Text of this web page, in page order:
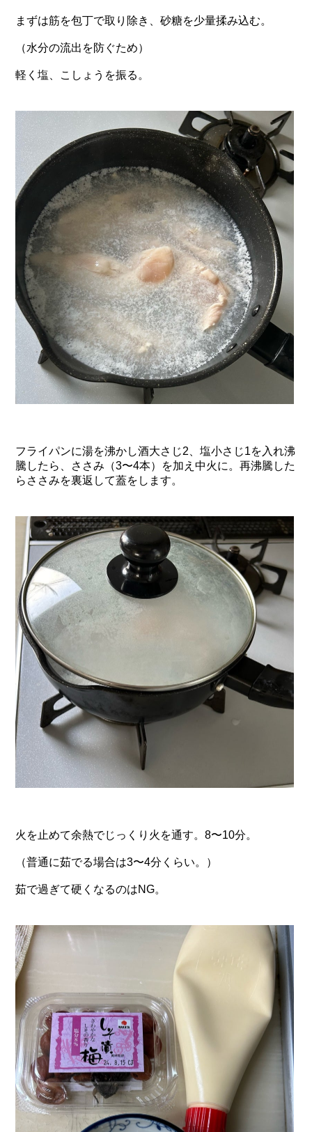
まずは筋を包丁で取り除き、砂糖を少量揉み込む。
（水分の流出を防ぐため）
軽く塩、こしょうを振る。
フライパンに湯を沸かし酒大さじ2、塩小さじ1を入れ沸
騰したら、ささみ（3〜4本）を加え中火に。再沸騰した
らささみを裏返して蓋をします。
火を止めて余熱でじっくり火を通す。8〜10分。
（普通に茹でる場合は3〜4分くらい。）
茹で過ぎて硬くなるのはNG。